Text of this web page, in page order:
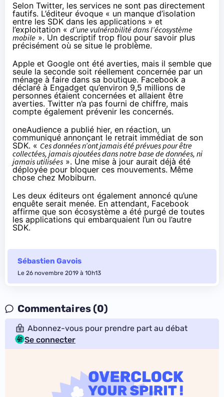
Selon Twitter, les services ne sont pas directement
fautifs. L’éditeur évoque « un manque d’isolation
entre les SDK dans les applications » et
l’exploitation « d’une vulnérabilité dans l’écosystème
mobile ». Un descriptif trop flou pour savoir plus
précisément où se situe le problème.
Apple et Google ont été averties, mais il semble que
seule la seconde soit réellement concernée par un
ménage à faire dans sa boutique. Facebook a
déclaré à Engadget qu’environ 9,5 millions de
personnes étaient concernées et allaient être
averties. Twitter n’a pas fourni de chiffre, mais
compte également prévenir les concernés.
oneAudience a publié hier, en réaction, un
communiqué annonçant le retrait immédiat de son
SDK. « Ces données n’ont jamais été prévues pour être
collectées, jamais ajoutées dans notre base de données, ni
jamais utilisées ». Une mise à jour aurait déjà été
déployée pour bloquer ces mouvements. Même
chose chez Mobiburn.
Les deux éditeurs ont également annoncé qu’une
enquête serait menée. En attendant, Facebook
affirme que son écosystème a été purgé de toutes
les applications qui embarquaient l’un ou l’autre
SDK.
Sébastien Gavois
Le 26 novembre 2019 à 10h13
Commentaires (0)
Abonnez-vous pour prendre part au débat
Se connecter